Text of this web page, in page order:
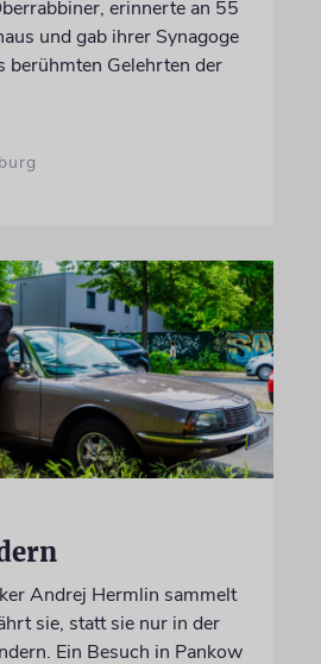
erinnerte an 55
und gab ihrer Synagoge
berühmten Gelehrten der
Andrej Hermlin sammelt
sie, statt sie nur in der
Ein Besuch in Pankow